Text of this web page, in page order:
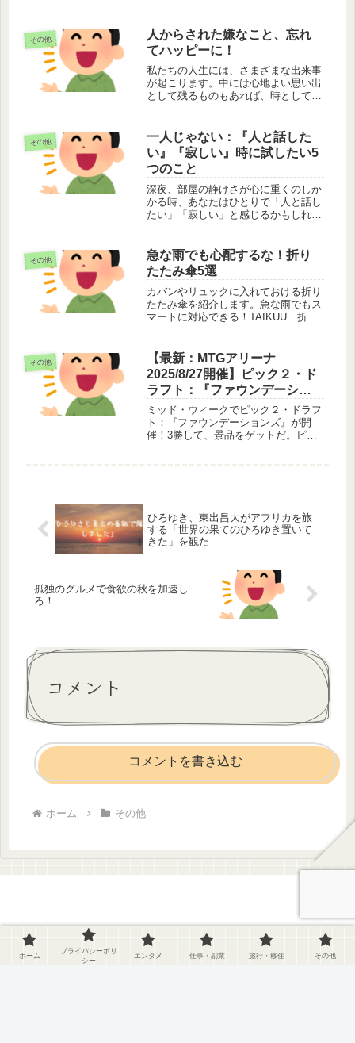
かく元気が出る曲ばかり。なぜ、こん
なに温かい気持ちになるのか。私自
信、...
その他
人からされた嫌なこと、忘れ
てハッピーに！
私たちの人生には、さまざまな出来事
が起こります。中には心地よい思い出
として残るものもあれば、時として忘
めや、社会人初期の上司から受けた嫌
がらせなどは、長い間心の中に残り続
け...
その他
一人じゃない：『人と話した
い』『寂しい』時に試したい5
つのこと
深夜、部屋の静けさが心に重くのしか
かる時、あなたはひとりで「人と話し
たい」「寂しい」と感じるかもしれま
けたメッセージです。
その他
急な雨でも心配するな！折り
たたみ傘5選
カバンやリュックに入れておける折り
たたみ傘を紹介します。急な雨でもス
マートに対応できる！TAIKUU 折り
ti...
その他
【最新：MTGアリーナ
2025/8/27開催】ピック２・ド
ラフト：『ファウンデーショ
ンズ』
ミッド・ウィークでピック２・ドラフ
ト：『ファウンデーションズ』が開
催！3勝して、景品をゲットだ。ピッ
ひろゆき、東出昌大がアフリカを旅
する「世界の果てのひろゆき置いて
きた」を観た
孤独のグルメで食欲の秋を加速し
ろ！
コメント
コメントを書き込む
ホーム その他
ホーム
プライバシーポリ
シー
エンタメ 仕事・副業 旅行・移住 その他